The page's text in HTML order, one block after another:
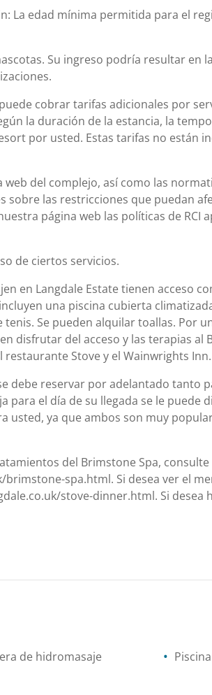
La edad mínima permitida para el
Su ingreso podría resultar en
cobrar tarifas adicionales por
la duración de la estancia, la
por usted. Estas tarifas no están
web del complejo, así como las
sobre las restricciones que puedan
página web las políticas de RCI
de ciertos servicios.
en Langdale Estate tienen acceso
una piscina cubierta
tenis. Se pueden alquilar toallas. Por
disfrutar del acceso y las terapias al
Stove y el Wainwrights Inn.
debe reservar por adelantado tanto
para el día de su llegada se le puede
usted, ya que ambos son muy
del Brimstone Spa, consulte
spa.html. Si desea ver el
stove-dinner.html. Si desea
de hidromasaje